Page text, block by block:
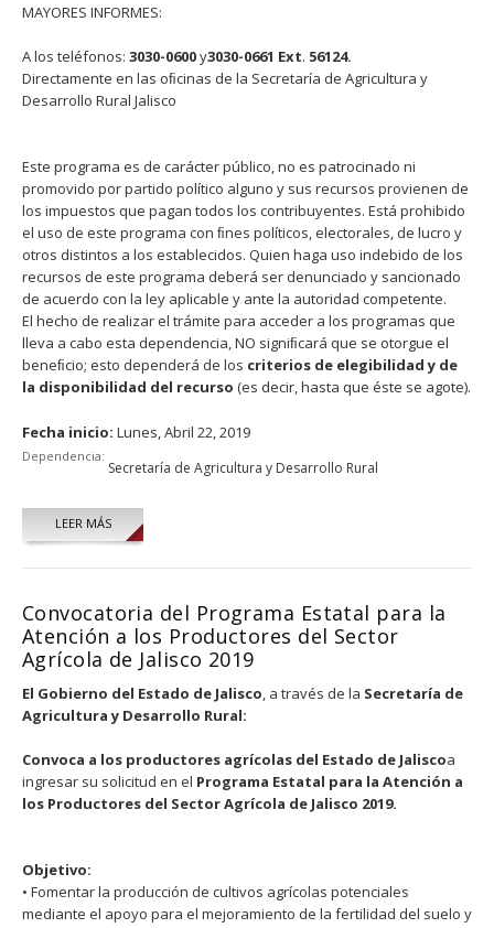
MAYORES INFORMES:
A los teléfonos: 3030-0600y3030-0661 Ext. 56124.
Directamente en las oﬁcinas de la Secretaría de Agricultura y
Desarrollo Rural Jalisco
Este programa es de carácter público, no es patrocinado ni
promovido por partido político alguno y sus recursos provienen de
los impuestos que pagan todos los contribuyentes. Está prohibido
el uso de este programa con ﬁnes políticos, electorales, de lucro y
otros distintos a los establecidos. Quien haga uso indebido de los
recursos de este programa deberá ser denunciado y sancionado
de acuerdo con la ley aplicable y ante la autoridad competente.
El hecho de realizar el trámite para acceder a los programas que
lleva a cabo esta dependencia, NO signiﬁcará que se otorgue el
beneﬁcio; esto dependerá de los criterios de elegibilidad y de
la disponibilidad del recurso (es decir, hasta que éste se agote).
Fecha inicio: Lunes, Abril 22, 2019
Dependencia:
Secretaría de Agricultura y Desarrollo Rural
LEER MÁS
Convocatoria del Programa Estatal para la
Atención a los Productores del Sector
Agrícola de Jalisco 2019
El Gobierno del Estado de Jalisco , a través de la Secretaría de
Agricultura y Desarrollo Rural:
Convoca a los productores agrícolas del Estado de Jaliscoa
ingresar su solicitud en el Programa Estatal para la Atención a
los Productores del Sector Agrícola de Jalisco 2019.
Objetivo:
• Fomentar la producción de cultivos agrícolas potenciales
mediante el apoyo para el mejoramiento de la fertilidad del suelo y